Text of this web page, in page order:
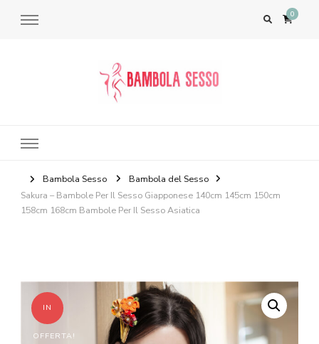
0
Bambola Sesso
Bambola del Sesso
Sakura – Bambole Per Il Sesso Giapponese 140cm 145cm 150cm
158cm 168cm Bambole Per Il Sesso Asiatica
IN
OFFERTA!